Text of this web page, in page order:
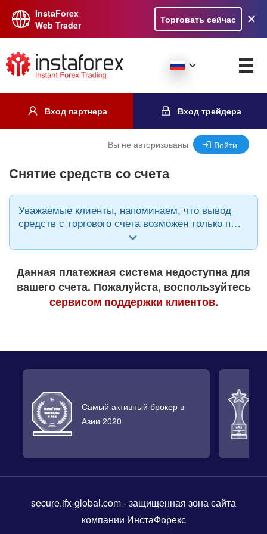
InstaForex
Web Trader
Торговать сейчас
Вход партнера Вход трейдера
Вы не авторизованы Войти
Снятие средств со счета
Уважаемые клиенты, напоминаем, что вывод
средств с торгового счета возможен только при
использовании той же платежной системы,
через которую происходило пополнение и в
Данная платежная система недоступна для
вашего счета. Пожалуйста, воспользуйтесь
сервисом поддержки клиентов.
Самый активный брокер в
Азии 2020
secure.ifx-global.com- защищенная зона сайта
компании ИнстаФорекс